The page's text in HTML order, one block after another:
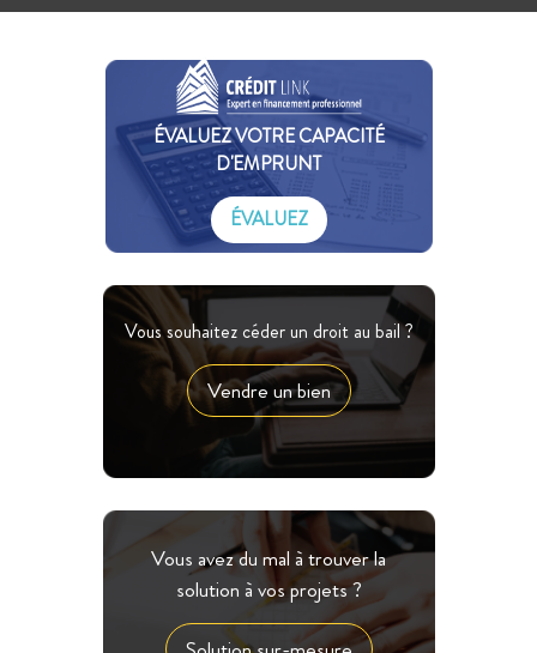
ÉVALUEZ VOTRE CAPACITÉ
D'EMPRUNT
ÉVALUEZ
Vous souhaitez céder un droit au bail ?
Vendre un bien
Vous avez du mal à trouver la
solution à vos projets ?